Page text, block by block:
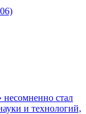
стал
и технологий,